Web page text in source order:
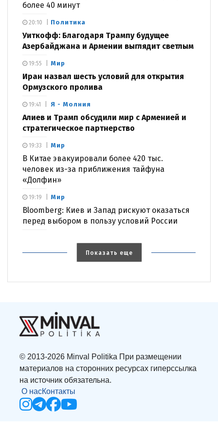
более 40 минут
Политика
Уиткофф: Благодаря Трампу будущее
Азербайджана и Армении выглядит светлым
20:10
Мир
Иран назвал шесть условий для открытия
Ормузского пролива
19:55
Я - Молния
Алиев и Трамп обсудили мир с Арменией и
стратегическое партнерство
19:41
Мир
В Китае эвакуировали более 420 тыс.
человек из-за приближения тайфуна
«Долфин»
19:33
Мир
Bloomberg: Киев и Запад рискуют оказаться
перед выбором в пользу условий России
19:19
Показать еще
© 2013-2026 Minval Politika При размещении
материалов на сторонних ресурсах гиперссылка
на источник обязательна.
О насКонтакты